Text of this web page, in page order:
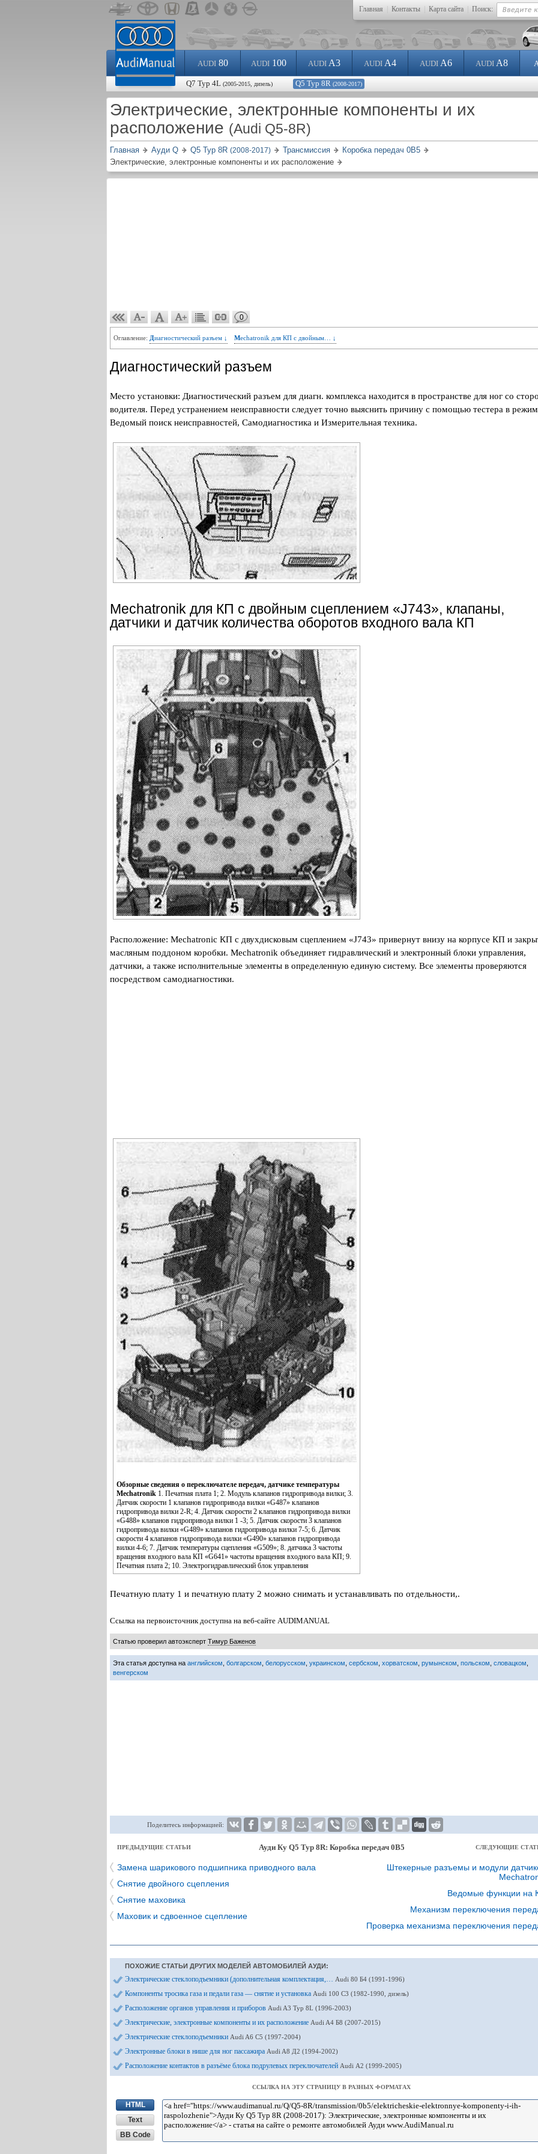
Главная Контакты Карта сайта Поиск:
AUDI80 AUDI100 AUDI A3 AUDI A4 AUDI A6 AUDI A8
Q7 Typ 4L (2005-2015, дизель) Q5 Typ 8R (2008-2017)
Электрические, электронные компоненты и их
расположение (Audi Q5-8R)
Главная Ауди Q Q5 Typ 8R (2008-2017) Трансмиссия
Коробка передач 0В5
Электрические, электронные компоненты и их расположение
0
Оглавление: Диагностический разъем ↓ Mechatronik для КП с двойным… ↓
Диагностический разъем
Место установки: Диагностический разъем для диагн. комплекса находится в пространстве для ног со
водителя. Перед устранением неисправности следует точно выяснить причину с помощью тестера в
Ведомый поиск неисправностей, Самодиагностика и Измерительная техника.
Mechatronik для КП с двойным сцеплением «J743», клапаны,
датчики и датчик количества оборотов входного вала КП
Расположение: Меchatronic КП с двухдисковым сцеплением «J743» привернут внизу на корпусе КП и
масляным поддоном коробки. Mechatronik объединяет гидравлический и электронный блоки управления,
датчики, а также исполнительные элементы в определенную единую систему. Все элементы проверяются
посредством самодиагностики.
Обзорные сведения о переключателе передач, датчике температуры
Mechatronik 1. Печатная плата 1; 2. Модуль клапанов гидропривода вилки; 3.
Датчик скорости 1 клапанов гидропривода вилки «G487» клапанов
гидропривода вилки 2-R; 4. Датчик скорости 2 клапанов гидропривода вилки
«G488» клапанов гидропривода вилки 1 -3; 5. Датчик скорости 3 клапанов
гидропривода вилки «G489» клапанов гидропривода вилки 7-5; 6. Датчик
скорости 4 клапанов гидропривода вилки «G490» клапанов гидропривода
вилки 4-6; 7. Датчик температуры сцепления «G509»; 8. датчика 3 частоты
вращения входного вала КП «G641» частоты вращения входного вала КП; 9.
Печатная плата 2; 10. Электрогидравлический блок управления
Печатную плату 1 и печатную плату 2 можно снимать и устанавливать по отдельности,.
Ссылка на первоисточник доступна на веб-сайте AUDIMANUAL
Статью проверил автоэксперт Тимур Баженов
Эта статья доступна на английском болгарском белорусском украинском сербском хорватском румынском польском словацком
венгерском
Поделитесь информацией:
ПРЕДЫДУЩИЕ СТАТЬИ Ауди Ку Q5 Typ 8R: Коробка передач 0В5 СЛЕДУЮЩИЕ
Замена шарикового подшипника приводного вала
Снятие двойного сцепления
Снятие маховика
Маховик и сдвоенное сцепление
Штекерные разъемы и модули
Ведомые функции на
Механизм переключения
Проверка механизма переключения
ПОХОЖИЕ СТАТЬИ ДРУГИХ МОДЕЛЕЙ АВТОМОБИЛЕЙ АУДИ:
Электрические стеклоподъемники (дополнительная комплектация,… Audi 80 Б4 (1991-1996)
Компоненты тросика газа и педали газа — снятие и установка Audi 100 С3 (1982-1990, дизель)
Расположение органов управления и приборов Audi A3 Typ 8L (1996-2003)
Электрические, электронные компоненты и их расположение Audi A4 Б8 (2007-2015)
Электрические стеклоподъемники Audi A6 С5 (1997-2004)
Электронные блоки в нише для ног пассажира Audi A8 Д2 (1994-2002)
Расположение контактов в разъёме блока подрулевых переключателей Audi А2 (1999-2005)
ССЫЛКА НА ЭТУ СТРАНИЦУ В РАЗНЫХ ФОРМАТАХ
HTML
Text
BB Code